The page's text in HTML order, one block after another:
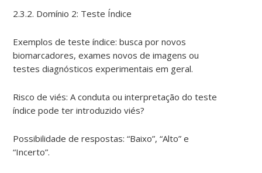
2.3.2. Domínio 2: Teste Índice
Exemplos de teste índice: busca por novos
biomarcadores, exames novos de imagens ou
testes diagnósticos experimentais em geral.
Risco de viés: A conduta ou interpretação do teste
índice pode ter introduzido viés?
Possibilidade de respostas: “Baixo”, “Alto” e
“Incerto”.